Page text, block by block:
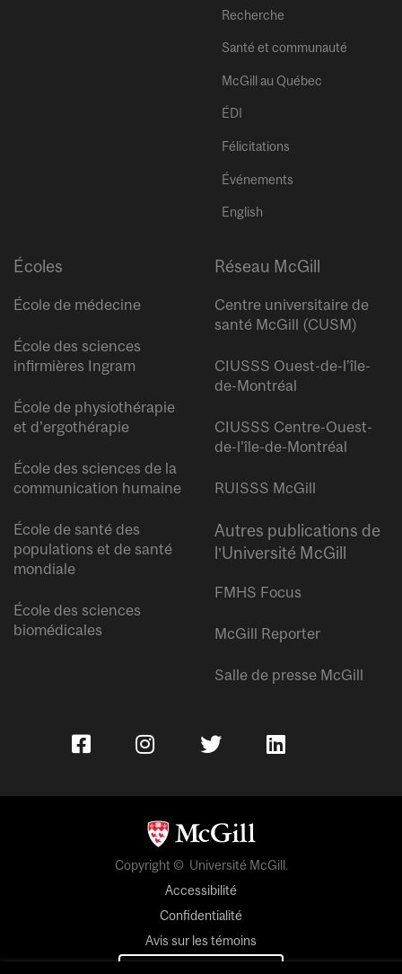
Recherche
Santé et communauté
McGill au Québec
ÉDI
Félicitations
Événements
English
Écoles
École de médecine
École des sciences
infirmières Ingram
École de physiothérapie
et d’ergothérapie
École des sciences de la
communication humaine
École de santé des
populations et de santé
mondiale
École des sciences
biomédicales
Réseau McGill
Centre universitaire de
santé McGill (CUSM)
CIUSSS Ouest-de-l’île-
de-Montréal
CIUSSS Centre-Ouest-
de-l’île-de-Montréal
RUISSS McGill
Autres publications de
l’Université McGill
FMHS Focus
McGill Reporter
Salle de presse McGill
Copyright © Université McGill.
Accessibilité
Confidentialité
Avis sur les témoins